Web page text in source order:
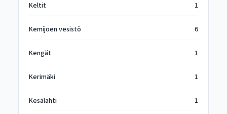
Keltit 1
Kemijoen vesistö 6
Kengät 1
Kerimäki 1
Kesälahti 1